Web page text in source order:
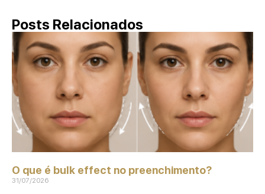
Posts Relacionados
O que é bulk effect no preenchimento?
31/07/2026